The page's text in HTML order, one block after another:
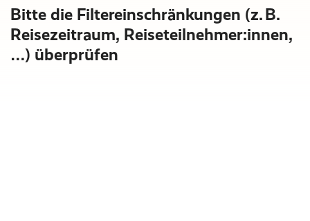
Bitte die Filtereinschränkungen (z. B.
Reisezeitraum, Reiseteilnehmer:innen,
…) überprüfen